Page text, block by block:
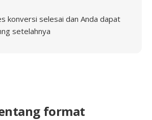
konversi selesai dan Anda dapat
setelahnya
format